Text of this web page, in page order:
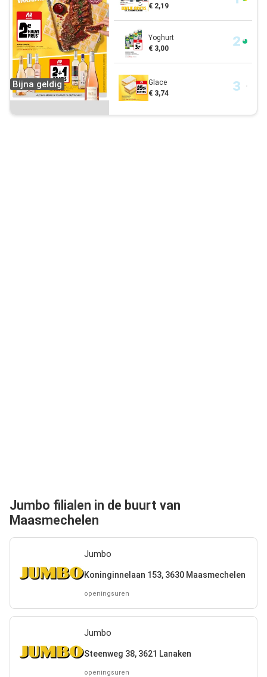
Bijna geldig
€ 2,19
Yoghurt
€ 3,00
Glace
€ 3,74
Jumbo filialen in de buurt van
Maasmechelen
Jumbo
Koninginnelaan 153, 3630 Maasmechelen
openingsuren
Jumbo
Steenweg 38, 3621 Lanaken
openingsuren